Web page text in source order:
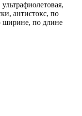
антистокс, по
ширине, по длине